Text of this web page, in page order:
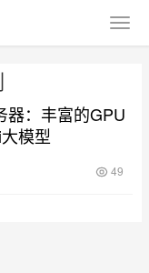
器：丰富的GPU
模型
49